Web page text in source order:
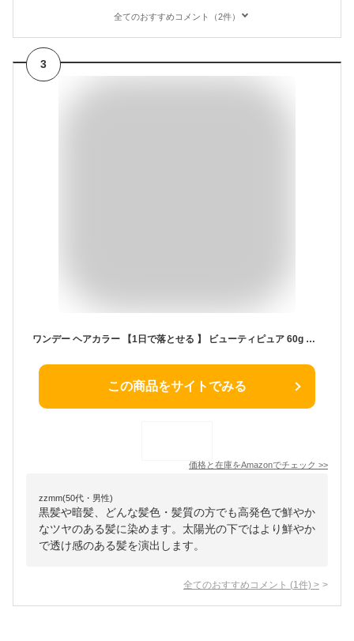
全てのおすすめコメント（2件）
3
ワンデー ヘアカラー 【1日で落とせる 】 ビューティピュア 60g レッド 【 黒髪にも 】 パールレッド スタイリング 簡単 洗って落とせる 1DAY 白髪隠し コスプレ ウィッグのアレンジ パーティ 仮装 学園祭 文化祭 フェス などに！ 部分染め おしゃれ染め 白髪染め カラーリング ヘアマニキュア セルフカラー HAIR COLOR 髪 ポイント ヘア カラー BU：TI PURE
この商品をサイトでみる
価格と在庫をAmazonでチェック >>
zzmm(50代・男性)
黒髪や暗髪、どんな髪色・髪質の方でも高発色で鮮やか
なツヤのある髪に染めます。太陽光の下ではより鮮やか
で透け感のある髪を演出します。
全てのおすすめコメント (1 件) >